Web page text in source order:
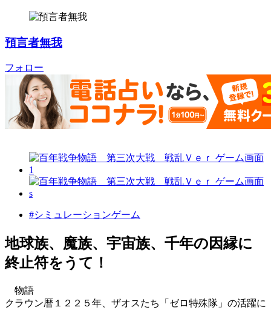
預言者無我
フォロー
#シミュレーションゲーム
地球族、魔族、宇宙族、千年の因縁に
終止符をうて！
物語
クラウン暦１２２５年、ザオスたち「ゼロ特殊隊」の活躍に